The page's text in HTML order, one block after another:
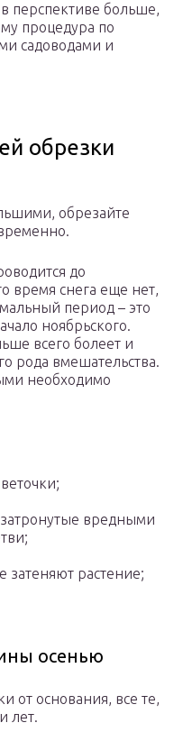
перспективе больше,
процедура по
садоводами и
обрезки
обрезайте
до
время снега еще нет,
период – это
ноябрьского.
всего болеет и
рода вмешательства.
необходимо
вредными
затеняют растение;
осенью
от основания, все те,
лет.